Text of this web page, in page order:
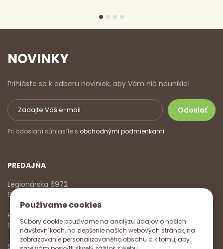
Používame cookies
Súbory cookie používame na analýzu údajov o našich
návštevníkoch, na zlepšenie našich webových stránok, na
zobrazovanie personalizovaného obsahu a k tomu, aby
NOVINKY
Prihláste sa k odberu noviniek, aby Vám nič neuniklo!
Pri odoslaní súhlasíte s obchodnými podmienkami
PREDAJŇA
Legionárska 6972
911 01 Trenčín
Pondelok - Piatok
9:00 - 17:00
Sobota